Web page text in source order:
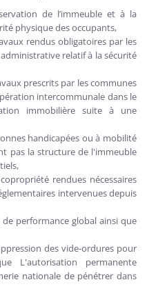
de l’immeuble et à la
physique des occupants,
rendus obligatoires par les
relatif à la sécurité
prescrits par les communes
intercommunale dans le
immobilière suite à une
handicapées ou à mobilité
pas la structure de l'immeuble
rendues nécessaires
intervenues depuis
de performance global ainsi que
des vide-ordures pour
L'autorisation permanente
nationale de pénétrer dans